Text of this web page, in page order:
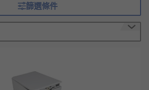
enclosures used
external conditions where
篩選條件